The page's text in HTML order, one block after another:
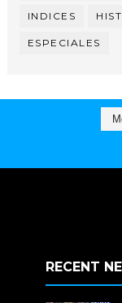
INDICES
ESPECIALES
RECENT